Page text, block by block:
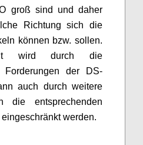
groß sind und daher
Richtung sich die
können bzw. sollen.
wird durch die
Forderungen der DS-
auch durch weitere
die entsprechenden
werden.